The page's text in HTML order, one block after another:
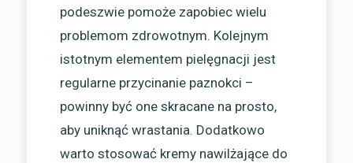
podeszwie pomoże zapobiec wielu
problemom zdrowotnym. Kolejnym
istotnym elementem pielęgnacji jest
regularne przycinanie paznokci –
powinny być one skracane na prosto,
aby uniknąć wrastania. Dodatkowo
warto stosować kremy nawilżające do